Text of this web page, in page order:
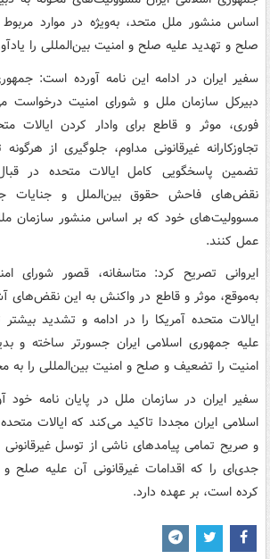
اساس منشور ملل متحد، به‌ویژه در موارد
صلح و تهدید علیه صلح و امنیت بین‌المللی را
سفیر ایران در ادامه این نامه آورده است:
دبیرکل سازمان ملل و شورای امنیت درخواست
فوری، موثر و قاطع برای وادار کردن ایالات
تجاوزکارانه غیرقانونی مداوم، جلوگیری از
تضمین پاسخگویی کامل ایالات متحده در قبال
نقض‌های فاحش حقوق بین‌الملل و جنایات
مسوولیت‌های خود که بر اساس منشور سازمان
عمل کنند.
ایروانی تصریح کرد: متاسفانه، قصور شورای
به‌موقع، موثر و قاطع در واکنش به این نقض‌های
ایالات متحده آمریکا را در ادامه و تشدید بیشتر
علیه جمهوری اسلامی ایران جسورتر ساخته و
امنیت را تضعیف و صلح و امنیت بین‌المللی را به
سفیر ایران در سازمان ملل در پایان نامه
اسلامی ایران مجددا تاکید می‌کند که ایالات
و صریح تمامی پیامدهای ناشی از توسل غیرقانونی
جدی‌ای را که اقدامات غیرقانونی آن علیه صلح و
کرده است، بر عهده دارد.